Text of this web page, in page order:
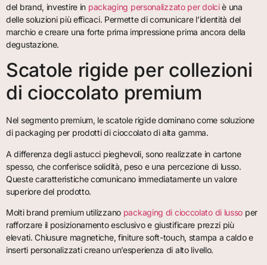
del brand, investire in packaging personalizzato per dolciè una
delle soluzioni più efficaci. Permette di comunicare l’identità del
marchio e creare una forte prima impressione prima ancora della
degustazione.
Scatole rigide per collezioni
di cioccolato premium
Nel segmento premium, le scatole rigide dominano come soluzione
di packaging per prodotti di cioccolato di alta gamma.
A differenza degli astucci pieghevoli, sono realizzate in cartone
spesso, che conferisce solidità, peso e una percezione di lusso.
Queste caratteristiche comunicano immediatamente un valore
superiore del prodotto.
Molti brand premium utilizzano packaging di cioccolato di lusso per
rafforzare il posizionamento esclusivo e giustificare prezzi più
elevati. Chiusure magnetiche, finiture soft-touch, stampa a caldo e
inserti personalizzati creano un’esperienza di alto livello.